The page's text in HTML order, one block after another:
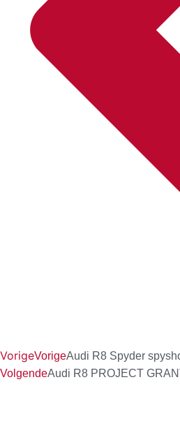
VorigeVorigeAudi R8 Spyder
VolgendeAudi R8 PROJECT